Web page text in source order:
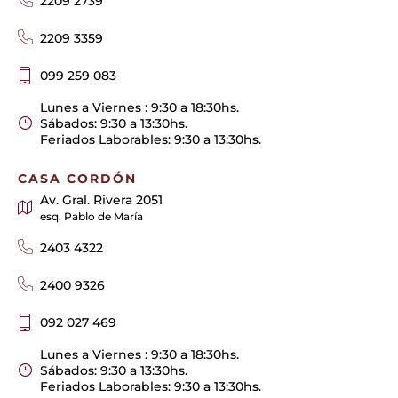
2209 3359
099 259 083
Lunes a Viernes : 9:30 a 18:30hs.
Sábados: 9:30 a 13:30hs.
Feriados Laborables: 9:30 a 13:30hs.
CASA CORDÓN
Av. Gral. Rivera 2051
esq. Pablo de María
2403 4322
2400 9326
092 027 469
Lunes a Viernes : 9:30 a 18:30hs.
Sábados: 9:30 a 13:30hs.
Feriados Laborables: 9:30 a 13:30hs.